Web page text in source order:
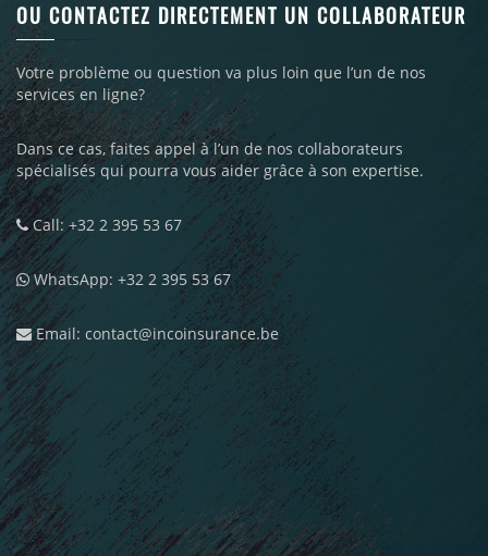
OU CONTACTEZ DIRECTEMENT UN COLLABORATEUR
Votre problème ou question va plus loin que l’un de nos
services en ligne?
Dans ce cas, faites appel à l’un de nos collaborateurs
spécialisés qui pourra vous aider grâce à son expertise.
Call: +32 2 395 53 67
WhatsApp: +32 2 395 53 67
Email: contact@incoinsurance.be